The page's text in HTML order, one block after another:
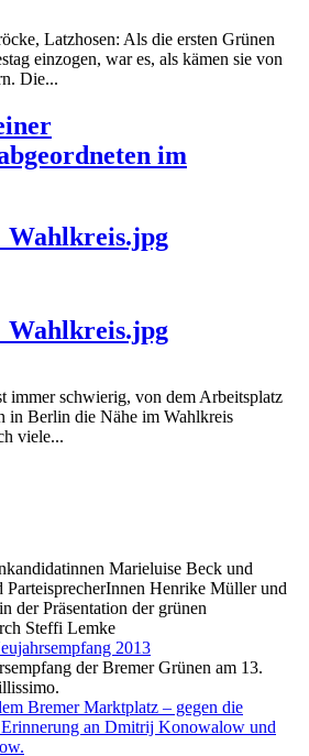
Latzhosen: Als die ersten Grünen
einzogen, war es, als kämen sie von
Die...
im
immer schwierig, von dem Arbeitsplatz
in Berlin die Nähe im Wahlkreis
viele...
Marieluise Beck und
ParteisprecherInnen Henrike Müller und
der Präsentation der grünen
Steffi Lemke
der Bremer Grünen am 13.